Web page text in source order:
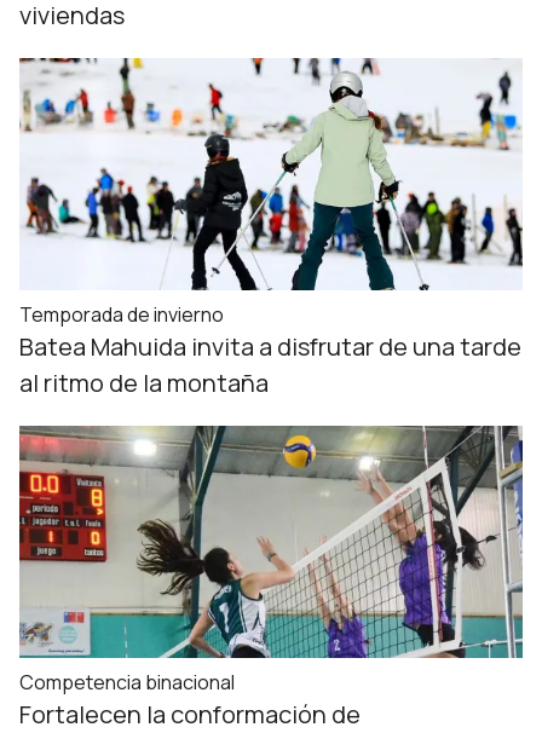
viviendas
Temporada de invierno
Batea Mahuida invita a disfrutar de una tarde
al ritmo de la montaña
Competencia binacional
Fortalecen la conformación de